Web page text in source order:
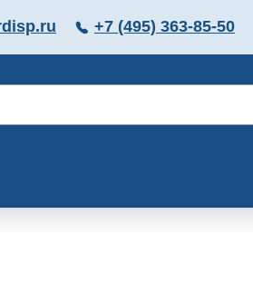
+7 (495) 363-85-50